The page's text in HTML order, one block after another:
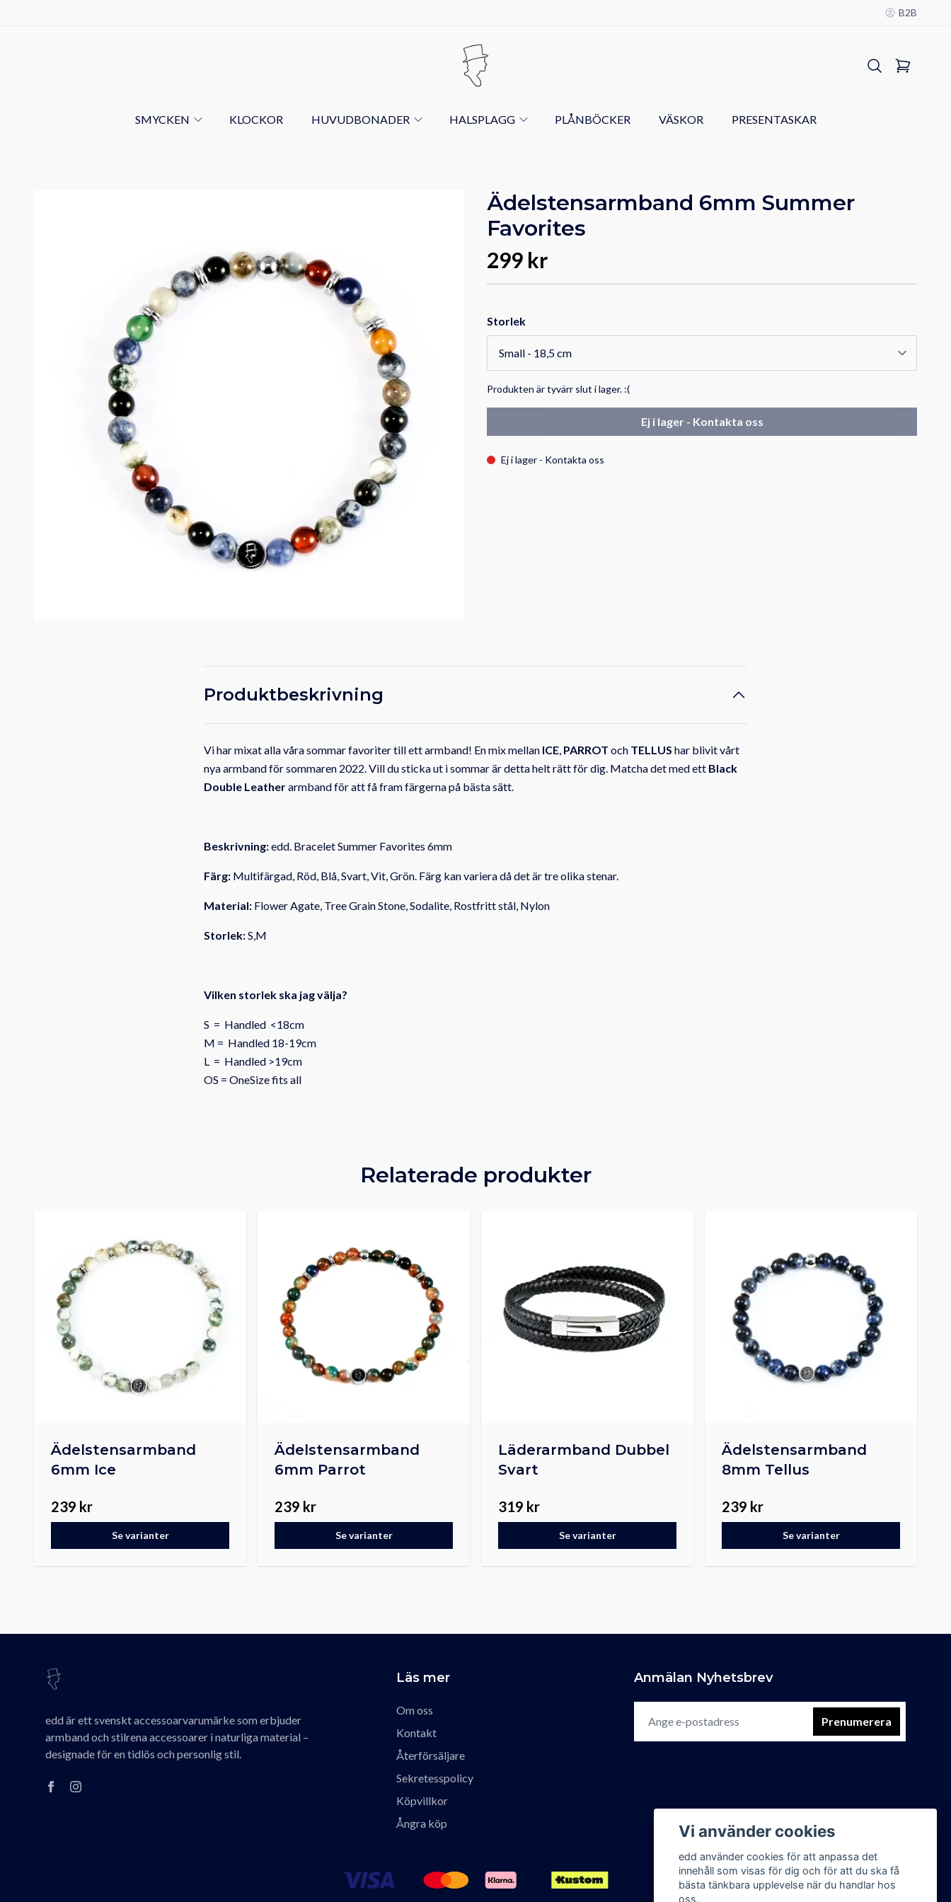
B2B
SMYCKEN KLOCKOR HUVUDBONADER HALSPLAGG PLÅNBÖCKER VÄSKOR PRESENTASKAR
Ädelstensarmband 6mm Summer
Favorites
299 kr
Storlek
Produkten är tyvärr slut i lager. :(
Ej i lager - Kontakta oss
Ej i lager - Kontakta oss
Produktbeskrivning
Vi har mixat alla våra sommar favoriter till ett armband! En mix mellan ICE, PARROT och TELLUS har blivit vårt
nya armband för sommaren 2022. Vill du sticka ut i sommar är detta helt rätt för dig. Matcha det med ett Black
Double Leatherarmband för att få fram färgerna på bästa sätt.
Beskrivning:edd. Bracelet Summer Favorites 6mm
Färg: Multifärgad, Röd, Blå, Svart, Vit, Grön. Färg kan variera då det är tre olika stenar.
Material: Flower Agate, Tree Grain Stone, Sodalite, Rostfritt stål, Nylon
Storlek:S,M
Vilken storlek ska jag välja?
S = Handled <18cm
M = Handled 18-19cm
L = Handled >19cm
OS = OneSize fits all
Relaterade produkter
Ädelstensarmband
6mm Ice
239 kr
Se varianter
Ädelstensarmband
6mm Parrot
239 kr
Se varianter
Läderarmband Dubbel
Svart
319 kr
Se varianter
Ädelstensarmband
8mm Tellus
239 kr
Se varianter
edd är ett svenskt accessoarvarumärke som erbjuder
armband och stilrena accessoarer i naturliga material –
designade för en tidlös och personlig stil.
Läs mer
Om oss
Kontakt
Återförsäljare
Sekretesspolicy
Köpvillkor
Ångra köp
Anmälan Nyhetsbrev
Prenumerera
Vi använder cookies
edd använder cookies för att anpassa det
innehåll som visas för dig och för att du ska få
bästa tänkbara upplevelse när du handlar hos
oss.